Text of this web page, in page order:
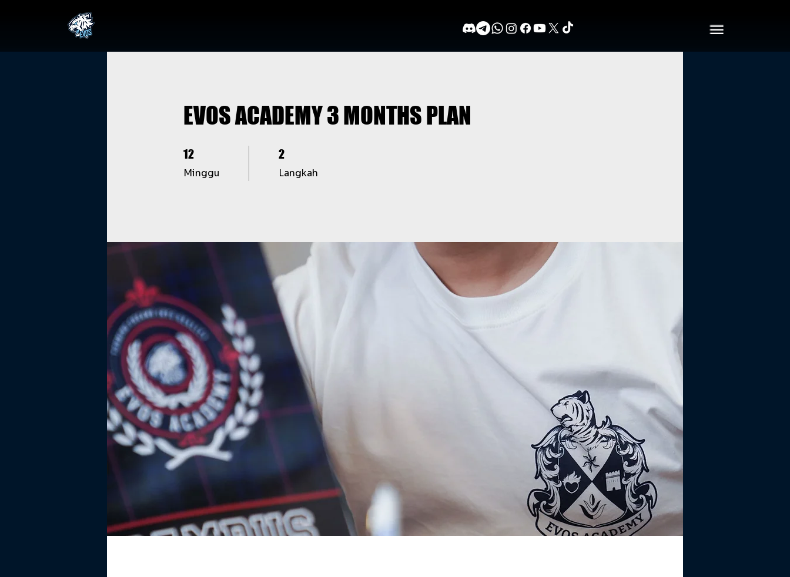
EVOS ACADEMY 3 MONTHS PLAN
12
Minggu
12 Minggu 2
Langkah
2 Langkah